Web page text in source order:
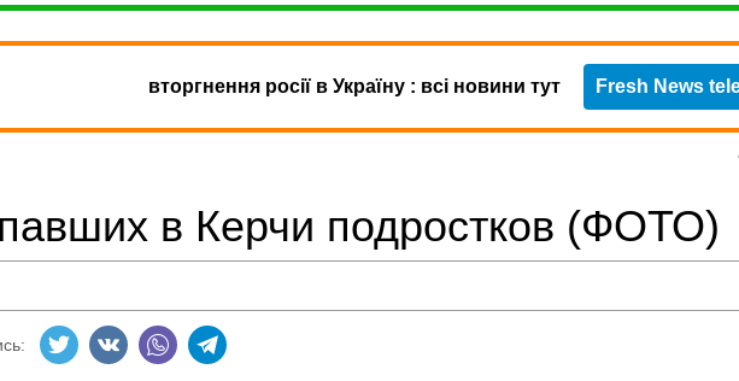
вторгнення росії в Україну : всі новини тут Fresh News
в Керчи подростков (ФОТО)